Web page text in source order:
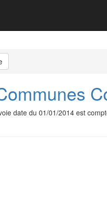
date du 01/01/2014 est